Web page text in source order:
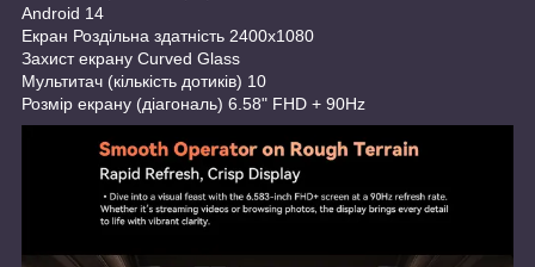
Android 14
Екран Роздільна здатність 2400x1080
Захист екрану Curved Glass
Мультитач (кількість дотиків) 10
Розмір екрану (діагональ) 6.58" FHD + 90Hz